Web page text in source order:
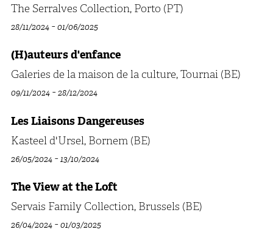
The Serralves Collection, Porto (PT)
28/11/2024-01/06/2025
(H)auteurs d'enfance
Galeries de la maison de la culture, Tournai (BE)
09/11/2024-28/12/2024
Les Liaisons Dangereuses
Kasteel d'Ursel, Bornem (BE)
26/05/2024-13/10/2024
The View at the Loft
Servais Family Collection, Brussels (BE)
26/04/2024-01/03/2025